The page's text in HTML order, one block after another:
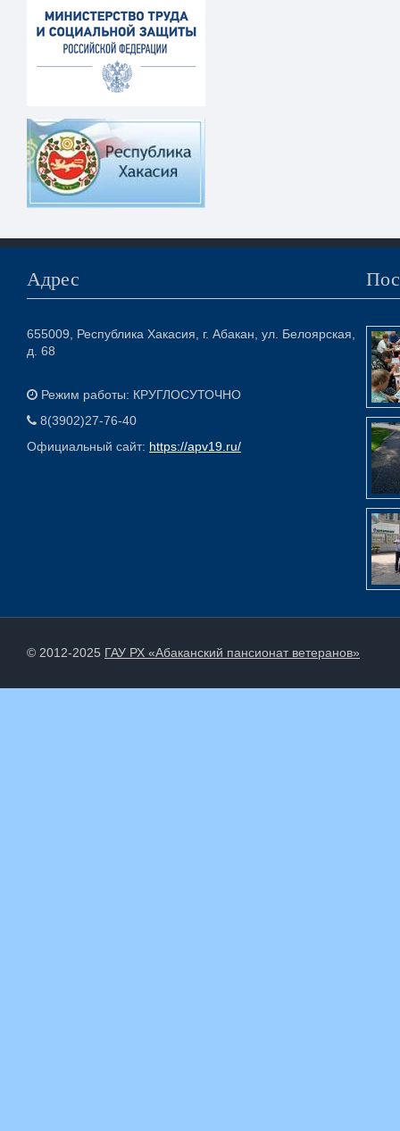
Адрес
655009, Республика Хакасия, г. Абакан, ул. Белоярская,
д. 68
Режим работы: КРУГЛОСУТОЧНО
8(3902)27-76-40
Официальный сайт: https://apv19.ru/
© 2012-2025 ГАУ РХ «Абаканский пансионат ветеранов»